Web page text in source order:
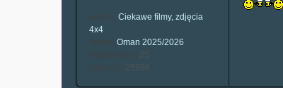
Ciekawe filmy, zdjęcia
4x4
Oman 2025/2026
25
25996